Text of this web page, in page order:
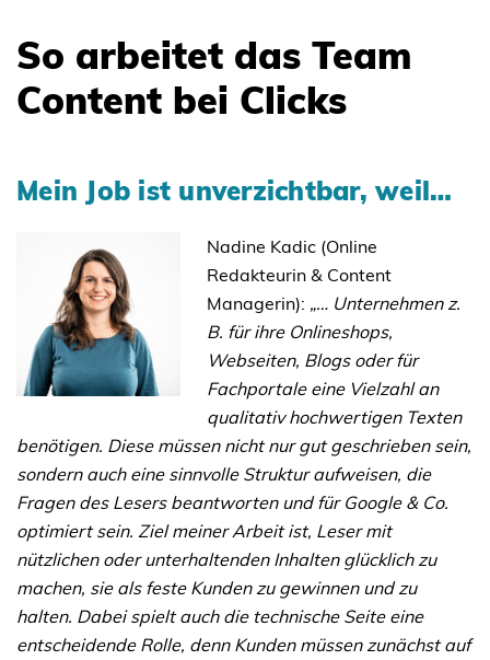
So arbeitet das Team
Content bei Clicks
Mein Job ist unverzichtbar, weil…
Nadine Kadic (Online
Redakteurin & Content
Managerin): „… Unternehmen z.
B. für ihre Onlineshops,
Webseiten, Blogs oder für
Fachportale eine Vielzahl an
qualitativ hochwertigen Texten
benötigen. Diese müssen nicht nur gut geschrieben sein,
sondern auch eine sinnvolle Struktur aufweisen, die
Fragen des Lesers beantworten und für Google & Co.
optimiert sein. Ziel meiner Arbeit ist, Leser mit
nützlichen oder unterhaltenden Inhalten glücklich zu
machen, sie als feste Kunden zu gewinnen und zu
halten. Dabei spielt auch die technische Seite eine
entscheidende Rolle, denn Kunden müssen zunächst auf